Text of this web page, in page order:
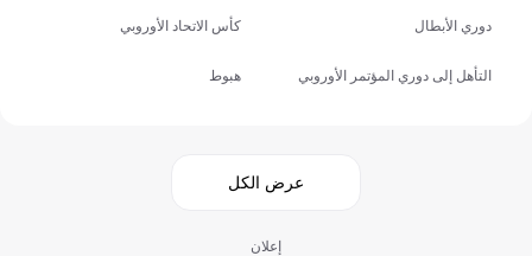
دوري الأبطال كأس الاتحاد الأوروبي
التأهل إلى دوري المؤتمر الأوروبي هبوط
عرض الكل
إعلان